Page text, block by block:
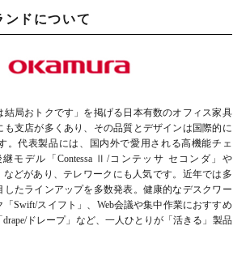
ンドについて
結局おトクです」を掲げる日本有数のオフィス家具
も支店が多くあり、その品質とデザインは国際的に
。代表製品には、国内外で愛用される高機能チェ
モデル「Contessa Ⅱ/コンテッサ セコンダ」や
などがあり、テレワークにも人気です。近年では多
したラインアップを多数発表。健康的なデスクワー
Swift/スイフト」、Web会議や集中作業におすすめ
ドレープ」など、一人ひとりが「活きる」製品